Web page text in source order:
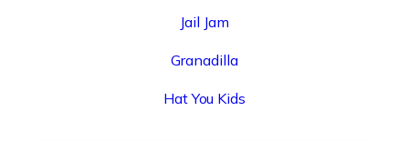
Jail Jam
Granadilla
Hat You Kids